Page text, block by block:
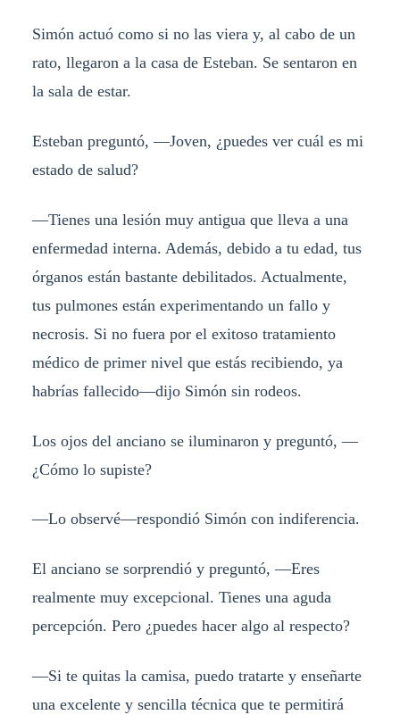
Simón actuó como si no las viera y, al cabo de un
rato, llegaron a la casa de Esteban. Se sentaron en
la sala de estar.
Esteban preguntó, —Joven, ¿puedes ver cuál es mi
estado de salud?
—Tienes una lesión muy antigua que lleva a una
enfermedad interna. Además, debido a tu edad, tus
órganos están bastante debilitados. Actualmente,
tus pulmones están experimentando un fallo y
necrosis. Si no fuera por el exitoso tratamiento
médico de primer nivel que estás recibiendo, ya
habrías fallecido—dijo Simón sin rodeos.
Los ojos del anciano se iluminaron y preguntó, —
¿Cómo lo supiste?
—Lo observé—respondió Simón con indiferencia.
El anciano se sorprendió y preguntó, —Eres
realmente muy excepcional. Tienes una aguda
percepción. Pero ¿puedes hacer algo al respecto?
—Si te quitas la camisa, puedo tratarte y enseñarte
una excelente y sencilla técnica que te permitirá